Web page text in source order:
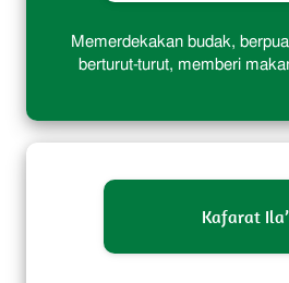
Memerdekakan budak,
berturut-turut, memberi
Kafarat Ila’